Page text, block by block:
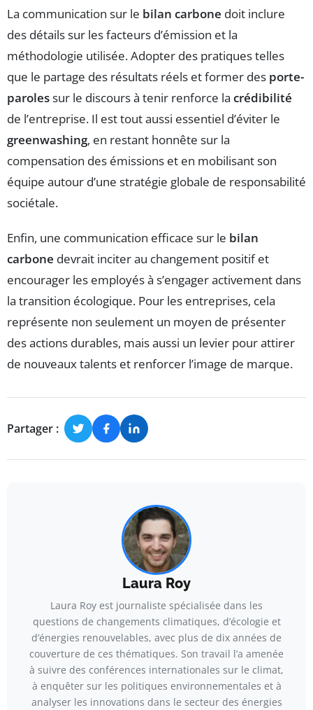
La communication sur le bilan carbone doit inclure
des détails sur les facteurs d’émission et la
méthodologie utilisée. Adopter des pratiques telles
que le partage des résultats réels et former des porte-
parolessur le discours à tenir renforce la crédibilité
de l’entreprise. Il est tout aussi essentiel d’éviter le
greenwashing, en restant honnête sur la
compensation des émissions et en mobilisant son
équipe autour d’une stratégie globale de responsabilité
sociétale.
Enfin, une communication efficace sur le bilan
carbone devrait inciter au changement positif et
encourager les employés à s’engager activement dans
la transition écologique. Pour les entreprises, cela
représente non seulement un moyen de présenter
des actions durables, mais aussi un levier pour attirer
de nouveaux talents et renforcer l’image de marque.
Partager :
Laura Roy
Laura Roy est journaliste spécialisée dans les
questions de changements climatiques, d’écologie et
d’énergies renouvelables, avec plus de dix années de
couverture de ces thématiques. Son travail l’a amenée
à suivre des conférences internationales sur le climat,
à enquêter sur les politiques environnementales et à
analyser les innovations dans le secteur des énergies